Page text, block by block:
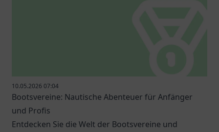
10.05.2026 07:04
Bootsvereine: Nautische Abenteuer für Anfänger
und Profis
Entdecken Sie die Welt der Bootsvereine und